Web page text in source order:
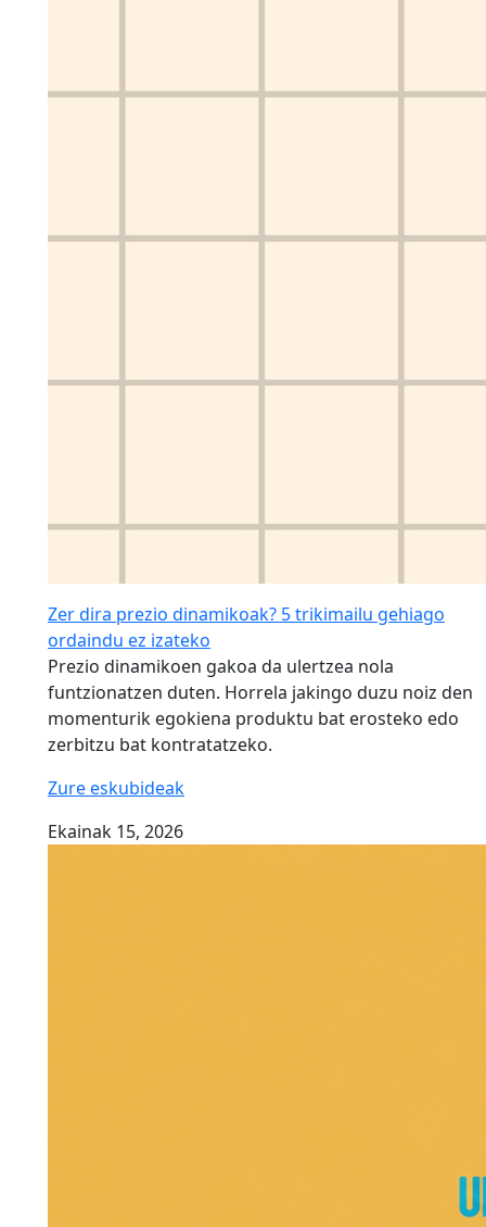
Zer dira prezio dinamikoak? 5 trikimailu gehiago
ordaindu ez izateko
Prezio dinamikoen gakoa da ulertzea nola
funtzionatzen duten. Horrela jakingo duzu noiz den
momenturik egokiena produktu bat erosteko edo
zerbitzu bat kontratatzeko.
Zure eskubideak
Ekainak 15, 2026